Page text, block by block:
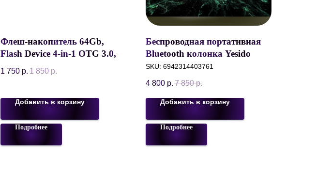
Флеш-накопитель 64Gb,
Flash Device 4-in-1 OTG 3.0,
для iPhone, Android,
Windows, Mac, Серебритсый
1 750 р. 1 850 р.
Добавить в корзину
Подробнее
Беспроводная портативная
Bluetooth колонка Yesido
YSW22 Horn Power 30W,
RGB 8 Colors,
BT5.3/USB/TF/AUX/TWS,
IPX6, 4500 mAh, Черный
SKU: 6942314403761
4 800 р. 7 850 р.
Добавить в корзину
Подробнее